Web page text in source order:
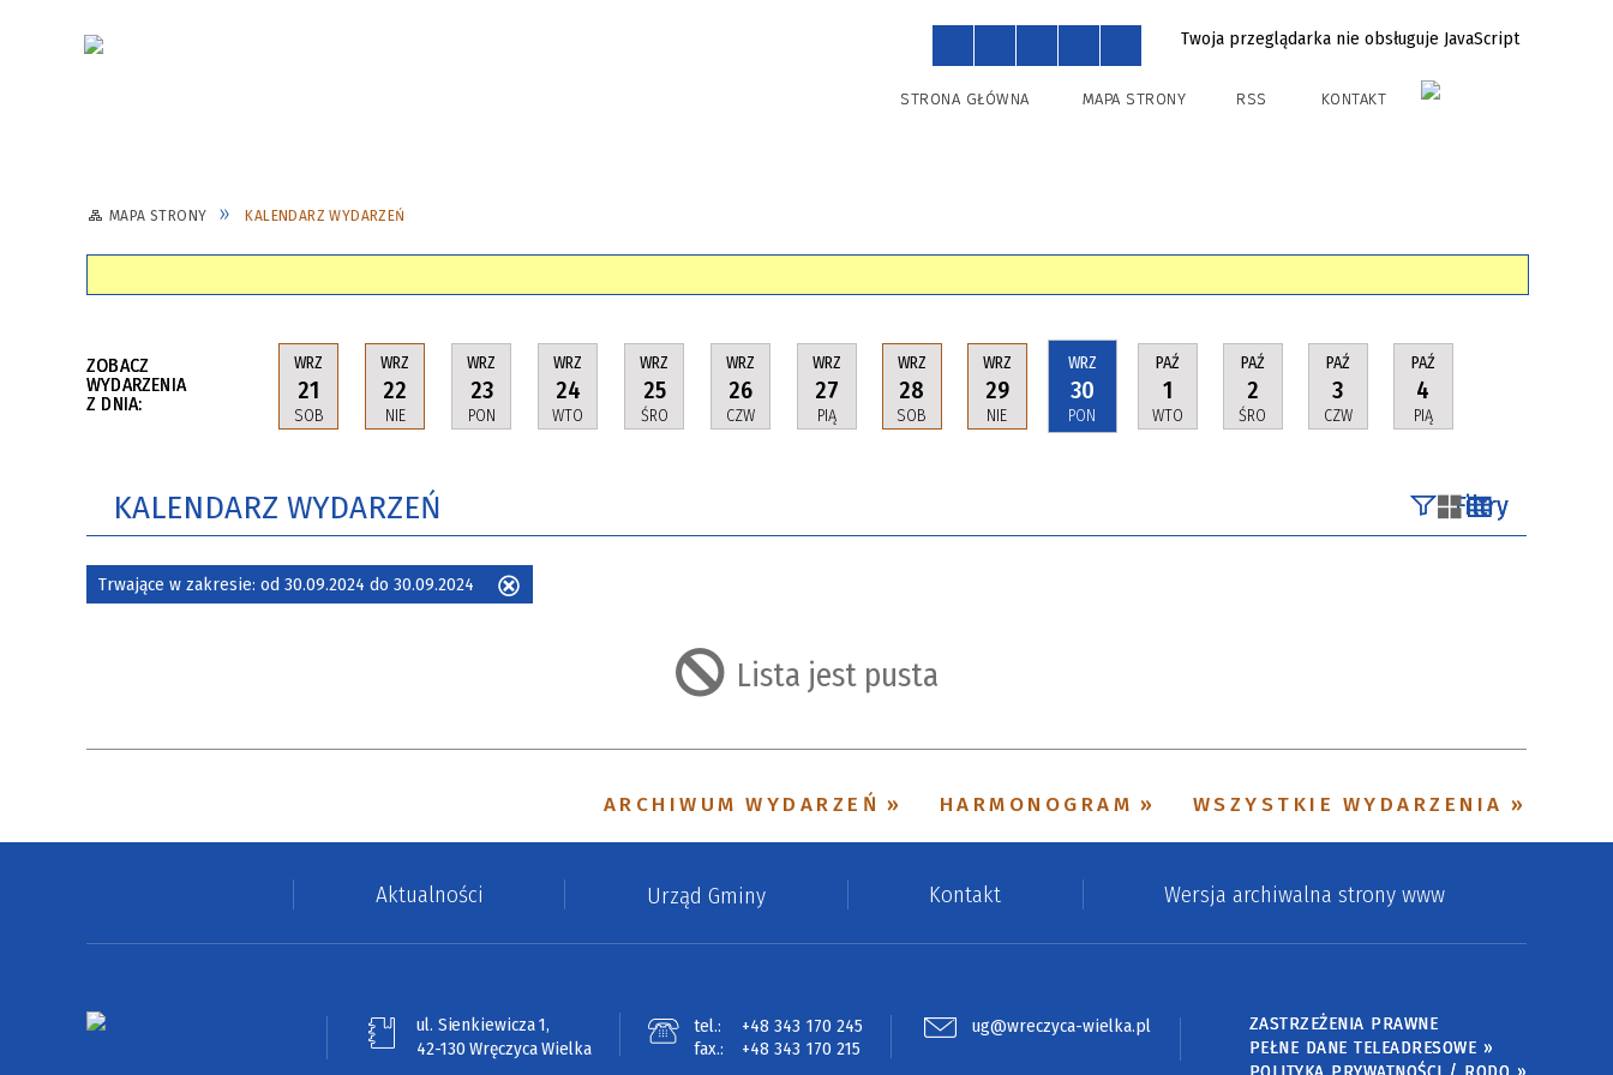
Twoja przeglądarka nie obsługuje JavaScript
STRONA GŁÓWNA MAPA STRONY RSS KONTAKT
MAPA STRONY KALENDARZ WYDARZEŃ
ZOBACZ
WYDARZENIA
Z DNIA:
WRZ
21
SOB
WRZ
22
NIE
WRZ
23
PON
WRZ
24
WTO
WRZ
25
ŚRO
WRZ
26
CZW
WRZ
27
PIĄ
WRZ
28
SOB
WRZ
29
NIE
WRZ
30
PON
PAŹ
1
WTO
PAŹ
2
ŚRO
PAŹ
3
CZW
PAŹ
4
PIĄ
KALENDARZ WYDARZEŃ Filtry
Miejsce
Organizator
Trwające w zakresie: od 30.09.2024 do 30.09.2024
Lista jest pusta
WSZYSTKIE WYDARZENIA
HARMONOGRAM
ARCHIWUM WYDARZEŃ
Aktualności Urząd Gminy Kontakt Wersja archiwalna strony www
ul. Sienkiewicza 1,
42-130 Wręczyca Wielka
tel.:
+48 343 170 245
fax.:
+48 343 170 215
ug@wreczyca-wielka.pl
ZASTRZEŻENIA PRAWNE
PEŁNE DANE TELEADRESOWE »